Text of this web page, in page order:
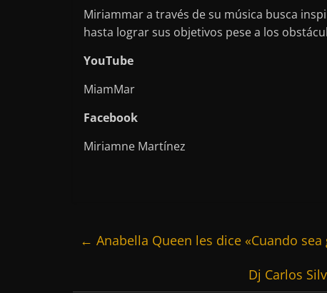
Miriammar a través de su música busca
hasta lograr sus objetivos pese a los
YouTube
MiamMar
Facebook
Miriamne Martínez
← Anabella Queen les dice «Cuando sea
Dj Carlos